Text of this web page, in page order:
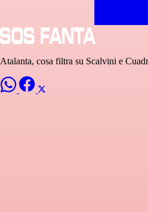
Atalanta, cosa filtra su Scalvini e